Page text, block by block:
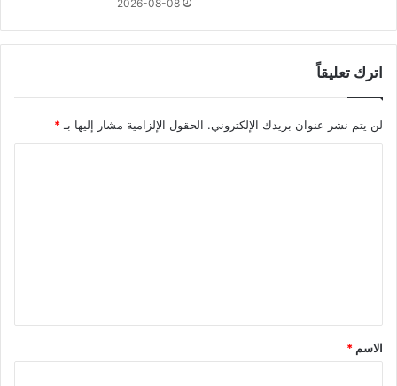
2026-08-08
اترك تعليقاً
لن يتم نشر عنوان بريدك الإلكتروني. الحقول الإلزامية مشار إليها بـ *
*
الاسم *